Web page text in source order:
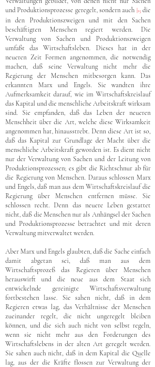
und Produktionsprozesse geregelt, sondern auch 15die
in den Produktionszweigen und mit den Sachen
beschäftigten Menschen regiert werden. Die
Verwaltung von Sachen und Produktionszweigen
umfaßt das Wirtschaftsleben. Dieses hat in der
neueren Zeit Formen angenommen, die notwendig
machen, daß seine Verwaltung nicht mehr die
Regierung der Menschen mitbesorgen kann. Das
erkannten Marx und Engels. Sie wandten ihre
Aufmerksamkeit darauf, wie im Wirtschaftskreislauf
das Kapital und die menschliche Arbeitskraft wirksam
sind. Sie empfanden, daß das Leben der neueren
Menschheit über die Art, welche diese Wirksamkeit
angenommen hat, hinausstrebt. Denn diese Art ist so,
daß das Kapital zur Grundlage der Macht über die
menschliche Arbeitskraft geworden ist. Es dient nicht
nur der Verwaltung von Sachen und der Leitung von
Produktionsprozessen; es gibt die Richtschnur ab für
die Regierung von Menschen. Daraus schlossen Marx
und Engels, daß man aus dem Wirtschaftskreislauf die
Regierung über Menschen entfernen müsse. Sie
schlossen recht. Denn das neuere Leben gestattet
nicht, daß die Menschen nur als Anhängsel der Sachen
und Produktionsprozesse betrachtet und mit deren
Verwaltung mitverwaltet werden.
Aber Marx und Engels glaubten, daß die Sache einfach
damit abgetan sei, daß man aus dem
Wirtschaftsprozeß das Regieren über Menschen
herauswirft und die neue aus dem Staat sich
entwickelnde gereinigte Wirtschaftsverwaltung
fortbestehen lasse. Sie sahen nicht, daß in dem
Regieren etwas lag, das Verhältnisse der Menschen
zueinander regelt, die nicht ungeregelt bleiben
können, und die sich auch nicht von selbst regeln,
wenn sie nicht mehr aus den Forderungen des
Wirtschaftslebens in der alten Art geregelt werden.
Sie sahen auch nicht, daß in dem Kapital die Quelle
lag, aus der die Kräfte flossen zur Verwaltung der